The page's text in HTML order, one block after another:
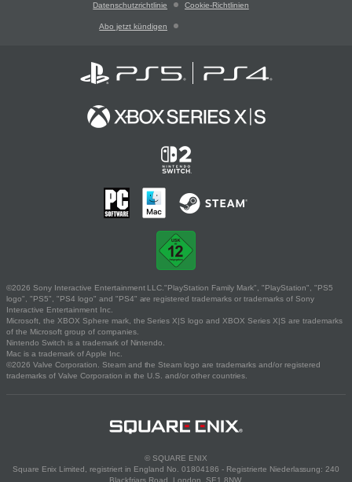
Datenschutzrichtlinie Cookie-Richtlinien
Abo jetzt kündigen
©2026 Sony Interactive Entertainment LLC."PlayStation Family Mark", "PlayStation", "PS5
logo", "PS5", "PS4 logo" and "PS4" are registered trademarks or trademarks of Sony
Interactive Entertainment Inc.
Microsoft, the XBOX Sphere mark, the Series X|S logo and XBOX Series X|S are trademarks
of the Microsoft group of companies.
Nintendo Switch is a trademark of Nintendo.
Mac is a trademark of Apple Inc.
©2026 Valve Corporation. Steam and the Steam logo are trademarks and/or registered
trademarks of Valve Corporation in the U.S. and/or other countries.
© SQUARE ENIX
Square Enix Limited, registriert in England No. 01804186 - Registrierte Niederlassung: 240
Blackfriars Road, London, SE1 8NW.